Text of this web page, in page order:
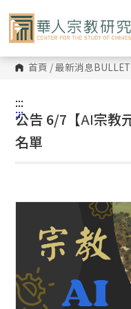
到
主
要
內
容
區 首頁 /最新消息
:::
:::
公告 6/7【AI宗教
名單